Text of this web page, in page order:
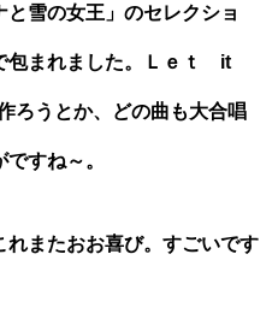
雪の女王」のセレクショ
包まれました。Ｌｅｔ it
うとか、どの曲も大合唱
すね～。
またおお喜び。すごいです